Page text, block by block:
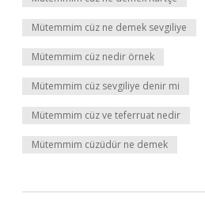
Mütemmim cüz ne demek sevgiliye
Mütemmim cüz nedir örnek
Mütemmim cüz sevgiliye denir mi
Mütemmim cüz ve teferruat nedir
Mütemmim cüzüdür ne demek